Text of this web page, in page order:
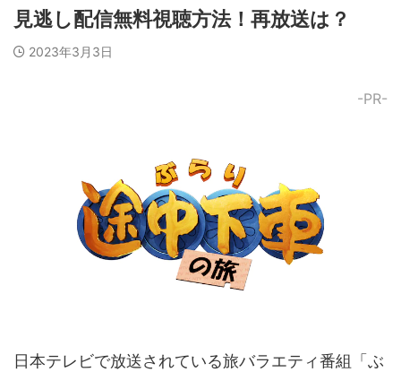
見逃し配信無料視聴方法！再放送は？
2023年3月3日
-PR-
日本テレビで放送されている旅バラエティ番組「ぶ